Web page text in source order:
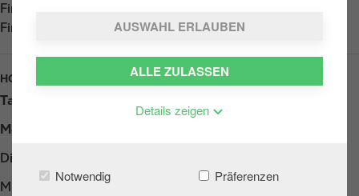
AUSWAHL ERLAUBEN
ALLE ZULASSEN
Details zeigen
Notwendig
Präferenzen
Find us on
Find us on
Google Play
HOURS
Tag
Montag
Dienstag
Mittwoch